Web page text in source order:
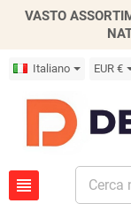
VASTO
Italiano EUR €
view_headline